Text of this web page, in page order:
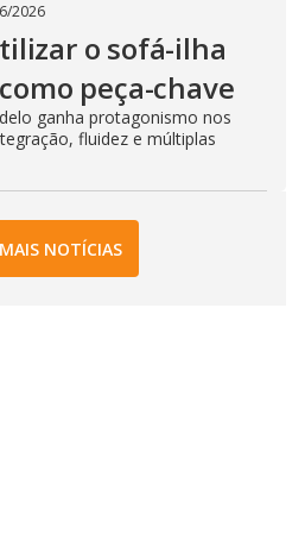
2026
o sofá-ilha
peça-chave
ganha protagonismo nos
fluidez e múltiplas
NOTÍCIAS